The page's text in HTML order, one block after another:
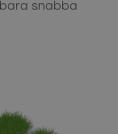
snabba